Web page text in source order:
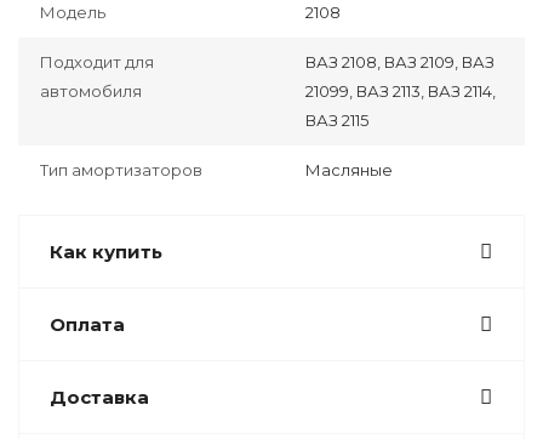
Модель 2108
Подходит для
автомобиля
ВАЗ 2108, ВАЗ 2109, ВАЗ
21099, ВАЗ 2113, ВАЗ 2114,
ВАЗ 2115
Тип амортизаторов Масляные
Как купить
Оплата
Доставка